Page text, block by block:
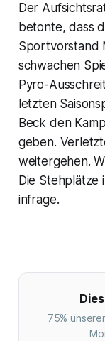
Der
betonte, dass
Sportvorstand
schwachen
Pyro-
letzten
Beck den
geben.
weitergehen.
Die Stehplätze
infrage.
75%